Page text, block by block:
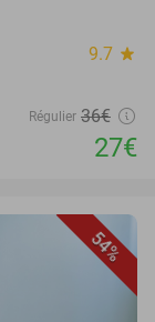
9.7 star
Régulier 36€
27€
54%